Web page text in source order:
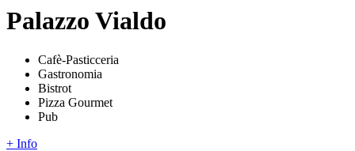
Palazzo Vialdo
Cafè-Pasticceria
Gastronomia
Bistrot
Pizza Gourmet
Pub
+ Info